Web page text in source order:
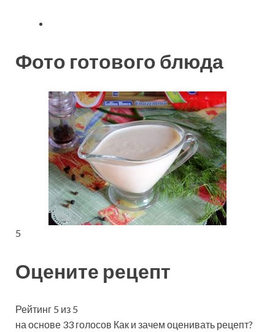
Фото готового блюда
5
Оцените рецепт
Рейтинг 5 из 5
на основе 33 голосов Как и зачем оценивать рецепт?